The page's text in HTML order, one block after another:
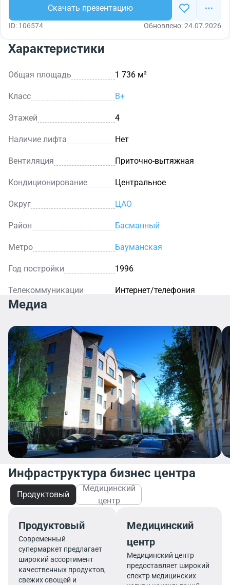
Скачать презентацию
ID: 106574 Обновлено: 24.07.2026
Характеристики
Общая площадь 1 736 м²
Класс B+
Этажей 4
Наличие лифта Нет
Вентиляция Приточно-вытяжная
Кондиционирование Центральное
Округ ЦАО
Район Басманный
Метро Бауманская
Год постройки 1996
Телекоммуникации Интернет/телефония
Медиа
Инфраструктура бизнес центра
Продуктовый
Медицинский
центр
Продуктовый
Современный
супермаркет предлагает
широкий ассортимент
качественных продуктов,
свежих овощей и
Медицинский
центр
Медицинский центр
предоставляет широкий
спектр медицинских